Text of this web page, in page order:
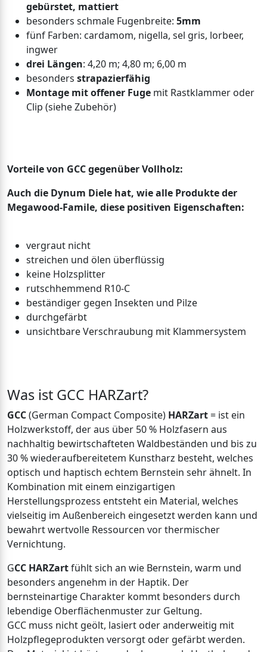
gebürstet, mattiert
besonders schmale Fugenbreite: 5mm
fünf Farben: cardamom, nigella, sel gris, lorbeer,
ingwer
drei Längen: 4,20 m; 4,80 m; 6,00 m
besonders strapazierfähig
Montage mit offener Fuge mit Rastklammer oder
Clip (siehe Zubehör)
Vorteile von GCC gegenüber Vollholz:
Auch die Dynum Diele hat, wie alle Produkte der
Megawood-Famile, diese positiven Eigenschaften:
vergraut nicht
streichen und ölen überflüssig
keine Holzsplitter
rutschhemmend R10-C
beständiger gegen Insekten und Pilze
durchgefärbt
unsichtbare Verschraubung mit Klammersystem
Was ist GCC HARZart?
GCC(German Compact Composite) HARZart= ist ein
Holzwerkstoff, der aus über 50 % Holzfasern aus
nachhaltig bewirtschafteten Waldbeständen und bis zu
30 % wiederaufbereitetem Kunstharz besteht, welches
optisch und haptisch echtem Bernstein sehr ähnelt. In
Kombination mit einem einzigartigen
Herstellungsprozess entsteht ein Material, welches
vielseitig im Außenbereich eingesetzt werden kann und
bewahrt wertvolle Ressourcen vor thermischer
Vernichtung.
GCC HARZartfühlt sich an wie Bernstein, warm und
besonders angenehm in der Haptik. Der
bernsteinartige Charakter kommt besonders durch
lebendige Oberflächenmuster zur Geltung.
GCC muss nicht geölt, lasiert oder anderweitig mit
Holzpflegeprodukten versorgt oder gefärbt werden.